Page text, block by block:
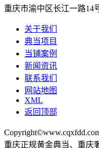
重庆市渝中区长江一路14
关于我们
典当项目
当铺案例
新闻资讯
联系我们
网站地图
XML
返回顶部
重庆正规黄金典当、重庆